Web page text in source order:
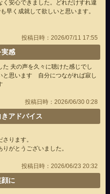
安心できました。どれだけすれ違
早く成就して欲しいと思います。
投稿日時：2026/07/11 17:55
実感
夫の声を久々に聴けた感じでし
思います 自分につながれば寂し
投稿日時：2026/06/30 0:28
アドバイス
ります。
がとうございました。
投稿日時：2026/06/23 20:32
に